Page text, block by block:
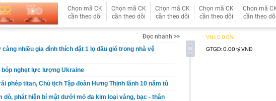
Chọn mã CK
cần theo dõi
Chọn mã CK
cần theo dõi
Chọn mã CK
cần theo dõi
Chọn mã CK
cần theo dõi
Chọn mã
cần theo dõi
Đọc nhanh >>
càng nhiều gia đình thích đặt 1 lọ dầu gió trong nhà vệ
nghẹt lực lượng Ukraine
phép titan, Chủ tịch Tập đoàn Hưng Thịnh lãnh 10 năm tù
dò, phát hiện bí mật dưới mỏ đa kim loại vàng, bạc - thân